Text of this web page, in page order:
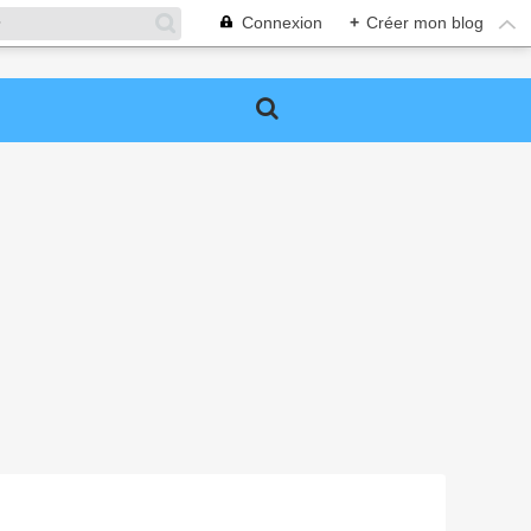
Connexion + Créer mon blog